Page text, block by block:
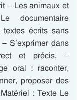
– Les animaux et
documentaire
textes écrits sans
S’exprimer dans
et précis. –
oral : raconter,
proposer des
: Texte Le